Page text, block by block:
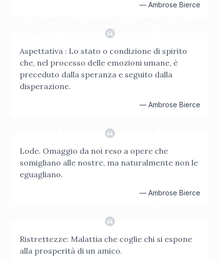
— Ambrose Bierce
Aspettativa : Lo stato o condizione di spirito
che, nel processo delle emozioni umane, è
preceduto dalla speranza e seguito dalla
disperazione.
— Ambrose Bierce
Lode. Omaggio da noi reso a opere che
somigliano alle nostre, ma naturalmente non le
eguagliano.
— Ambrose Bierce
Ristrettezze: Malattia che coglie chi si espone
alla prosperità di un amico.